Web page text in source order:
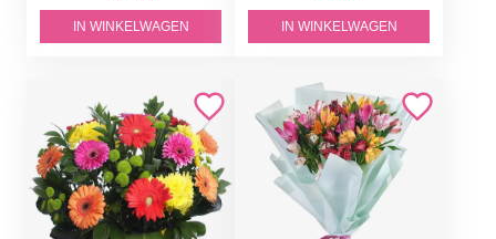
IN WINKELWAGEN IN WINKELWAGEN